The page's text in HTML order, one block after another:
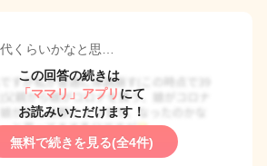
くらいかなと思…
この回答の続きは
「ママリ」アプリ にて
お読みいただけます！
無料で続きを見る(全4件)